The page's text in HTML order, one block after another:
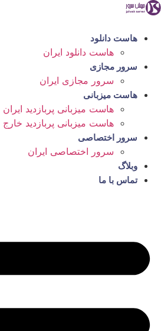
پرش
محتوا
هاست دانلود
هاست دانلود ایران
سرور مجازی
سرور مجازی ایران
هاست میزبانی
هاست میزبانی پربازدید ایران
هاست میزبانی پربازدید خارج
سرور اختصاصی
سرور اختصاصی ایران
وبلاگ
تماس با ما